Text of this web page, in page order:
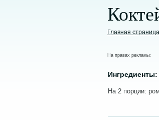
Главная страница
На правах рекламы:
Ингредиенты:
На 2 порции: